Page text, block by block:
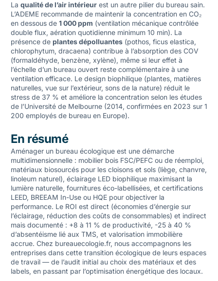
La qualité de l’air intérieurest un autre pilier du bureau sain.
L’ADEME recommande de maintenir la concentration en CO₂
en dessous de 1 000 ppm (ventilation mécanique contrôlée
double flux, aération quotidienne minimum 10 min). La
présence de plantes dépolluantes(pothos, ficus elastica,
chlorophytum, dracaena) contribue à l’absorption des COV
(formaldéhyde, benzène, xylène), même si leur effet à
l’échelle d’un bureau ouvert reste complémentaire à une
ventilation efficace. Le design biophilique (plantes, matières
naturelles, vue sur l’extérieur, sons de la nature) réduit le
stress de 37 % et améliore la concentration selon les études
de l’Université de Melbourne (2014, confirmées en 2023 sur 1
200 employés de bureau en Europe).
En résumé
Aménager un bureau écologique est une démarche
multidimensionnelle : mobilier bois FSC/PEFC ou de réemploi,
matériaux biosourcés pour les cloisons et sols (liège, chanvre,
linoleum naturel), éclairage LED biophilique maximisant la
lumière naturelle, fournitures éco-labellisées, et certifications
LEED, BREEAM In-Use ou HQE pour objectiver la
performance. Le ROI est direct (économies d’énergie sur
l’éclairage, réduction des coûts de consommables) et indirect
mais documenté : +8 à 11 % de productivité, -25 à 40 %
d’absentéisme lié aux TMS, et valorisation immobilière
accrue. Chez bureauecologie.fr, nous accompagnons les
entreprises dans cette transition écologique de leurs espaces
de travail — de l’audit initial au choix des matériaux et des
labels, en passant par l’optimisation énergétique des locaux.